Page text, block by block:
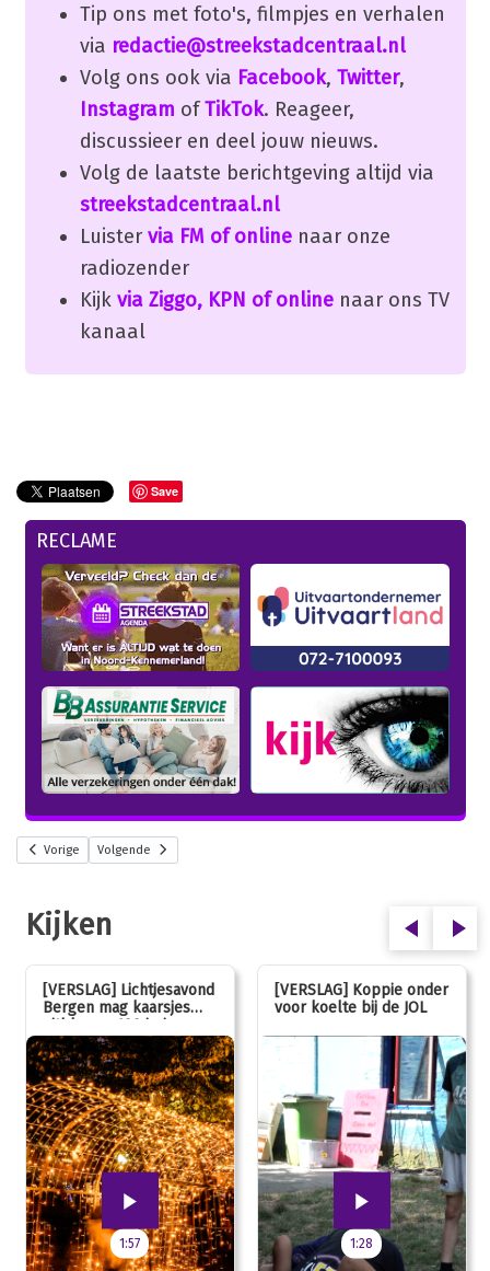
Tip ons met foto's, filmpjes en verhalen
via redactie@streekstadcentraal.nl
Volg ons ook via Facebook, Twitter,
Instagram ofTikTok. Reageer,
discussieer en deel jouw nieuws.
Volg de laatste berichtgeving altijd via
streekstadcentraal.nl
Luister via FM of onlinenaar onze
radiozender
Kijk via Ziggo, KPN of onlinenaar ons TV
kanaal
Save
RECLAME
Vorige Volgende
Kijken
[VERSLAG] Lichtjesavond
Bergen mag kaarsjes
uitblazen: 100 jarig
jubileum!
1:57
[VERSLAG] Koppie onder
voor koelte bij de JOL
1:28